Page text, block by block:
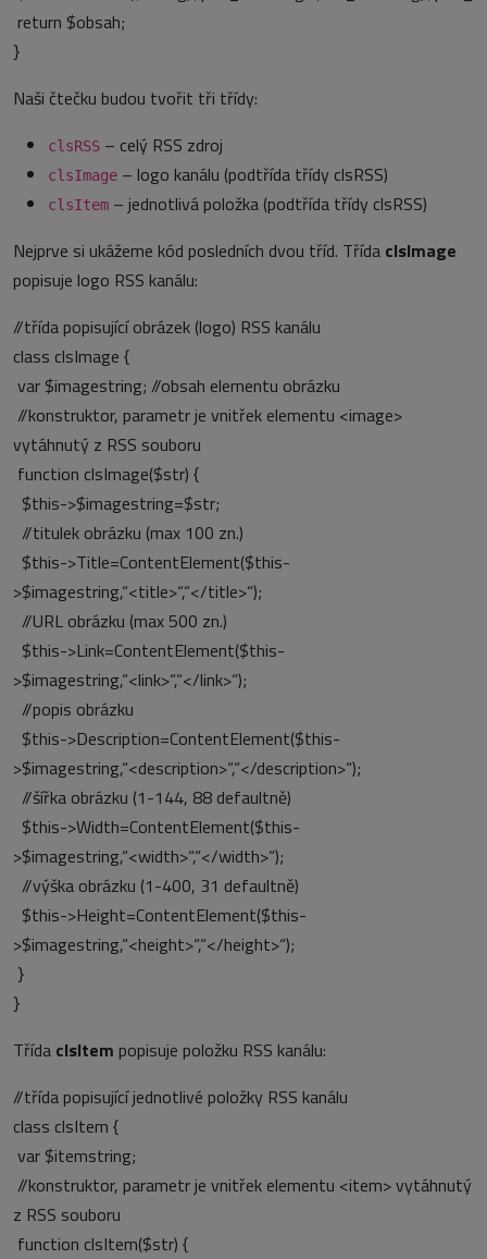
return $obsah;
}
Naši čtečku budou tvořit tři třídy:
clsRSS – celý RSS zdroj
clsImage – logo kanálu (podtřída třídy clsRSS)
clsItem – jednotlivá položka (podtřída třídy clsRSS)
Nejprve si ukážeme kód posledních dvou tříd. Třída clsImage
popisuje logo RSS kanálu:
//třída popisující obrázek (logo) RSS kanálu
class clsImage {
var $imagestring; //obsah elementu obrázku
//konstruktor, parametr je vnitřek elementu <image>
vytáhnutý z RSS souboru
function clsImage($str) {
$this->$imagestring=$str;
//titulek obrázku (max 100 zn.)
$this->Title=ContentElement($this-
>$imagestring,“<title>“,“</title>“);
//URL obrázku (max 500 zn.)
$this->Link=ContentElement($this-
>$imagestring,“<link>“,“</link>“);
//popis obrázku
$this->Description=ContentElement($this-
>$imagestring,“<description>“,“</description>“);
//šířka obrázku (1-144, 88 defaultně)
$this->Width=ContentElement($this-
>$imagestring,“<width>“,“</width>“);
//výška obrázku (1-400, 31 defaultně)
$this->Height=ContentElement($this-
>$imagestring,“<height>“,“</height>“);
}
}
Třída clsItem popisuje položku RSS kanálu:
//třída popisující jednotlivé položky RSS kanálu
class clsItem {
var $itemstring;
//konstruktor, parametr je vnitřek elementu <item> vytáhnutý
z RSS souboru
function clsItem($str) {